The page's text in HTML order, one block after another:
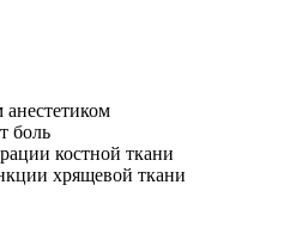
боль
костной ткани
хрящевой ткани